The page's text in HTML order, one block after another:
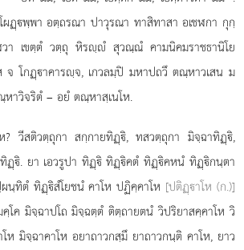
ฏฺพฺพา อตฺถรณา ปาวุรณา ทาสิทาสา อเชฬกา กุกฺ
วา เขตฺตํ วตฺถุ หิรฺํ สุวณฺณํ คามนิคมราชธานิโย
โกฏฺาคารฺจ, เกวลมฺปิ มหาปถวึ ตณฺหาวเสน ม
หาวิจริตํ– อยํ ตณฺหาสฺเนโห.
? วีสติวตฺถุกา สกฺกายทิฏฺิ, ทสวตฺถุกา มิจฺฉาทิฏฺิ,
ฏฺิ. ยา เอวรูปา ทิฏฺิ ทิฏฺิคตํ ทิฏฺิคหนํ ทิฏฺิกนฺตา
นฺทิตํ ทิฏฺิสํโยชนํ คาโห ปฏิคฺคาโห [ปติฏฺาโห (ก.)]
โค มิจฺฉาปโถ มิจฺฉตฺตํ ติตฺถายตนํ วิปริยาสคฺคาโห วิ
ห มิจฺฉาคาโห อยาถาวกสฺมึ ยาถาวกนฺติ คาโห, ยาว